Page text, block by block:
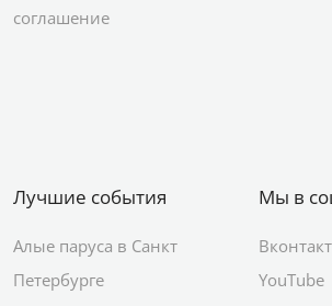
соглашение
Лучшие события
Алые паруса в Санкт
Петербурге
Мы в
YouTube